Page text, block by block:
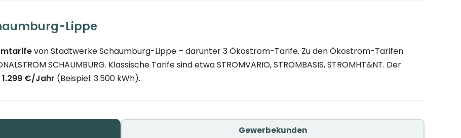
Lippe
von Stadtwerke Schaumburg-Lippe – darunter 3 Ökostrom-Tarife. Zu den Ökostrom-Tarifen
SCHAUMBURG. Klassische Tarife sind etwa STROMVARIO, STROMBASIS, STROMHT&NT. Der
1.299 €/Jahr (Beispiel: 3.500 kWh).
Gewerbekunden